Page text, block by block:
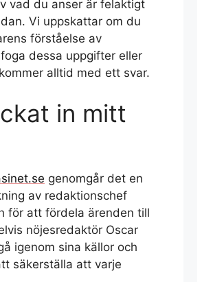
vad du anser är felaktigt
Vi uppskattar om du
förståelse av
dessa uppgifter eller
alltid med ett svar.
in mitt
genomgår det en
av redaktionschef
för att fördela ärenden till
nöjesredaktör Oscar
igenom sina källor och
säkerställa att varje